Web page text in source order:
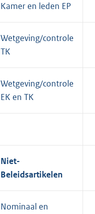
Kamer en leden EP
Wetgeving/controle
TK
Wetgeving/controle
EK en TK
Niet-
Beleidsartikelen
Nominaal en